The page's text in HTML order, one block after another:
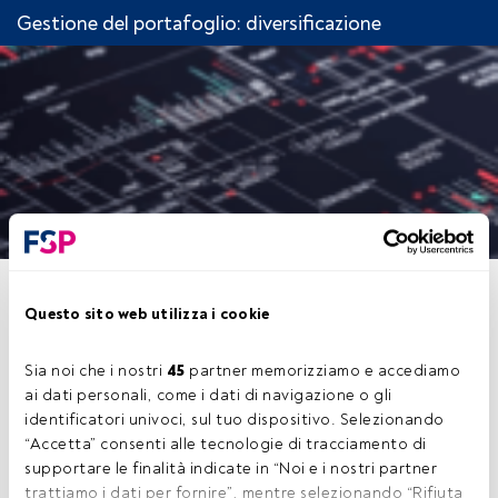
Questo sito web utilizza i cookie
Sia noi che i nostri 45 partner memorizziamo e accediamo
ai dati personali, come i dati di navigazione o gli
identificatori univoci, sul tuo dispositivo. Selezionando
“Accetta” consenti alle tecnologie di tracciamento di
supportare le finalità indicate in “Noi e i nostri partner
trattiamo i dati per fornire”, mentre selezionando “Rifiuta
Gestione del portafoglio: diversificazione
DEL MODELLO DI
MARKOWITZ: CALCOLO DEL
PORTAFOGLIO OTTIMALE